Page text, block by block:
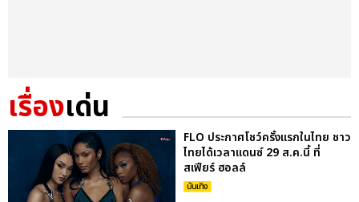
เรื่องเด่น
FLO ประกาศโชว์ครั้งแรกในไทย ชาว
ไทยได้เวลาแดนซ์ 29 ส.ค.นี้ ที่
สเฟียร์ ฮอลล์
บันเทิง